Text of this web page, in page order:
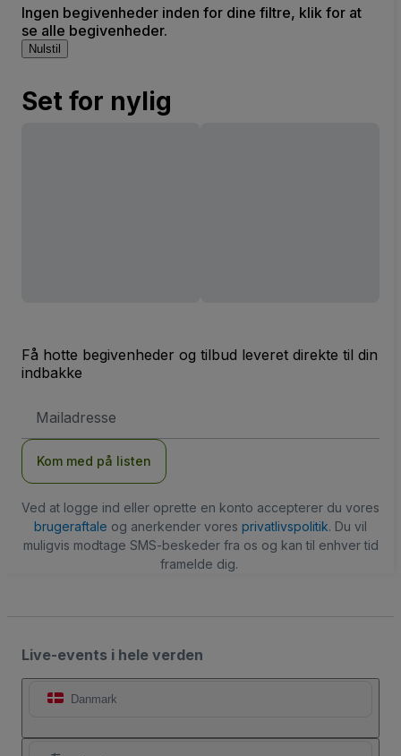
Ingen begivenheder inden for dine filtre, klik for at
se alle begivenheder.
Nulstil
Set for nylig
Få hotte begivenheder og tilbud leveret direkte til din
indbakke
adresse
Kom med på listen
Ved at logge ind eller oprette en konto accepterer du vores
brugeraftale og anerkender vores privatlivspolitik. Du vil
muligvis modtage SMS-beskeder fra os og kan til enhver tid
framelde dig.
Live-events i hele verden
Danmark